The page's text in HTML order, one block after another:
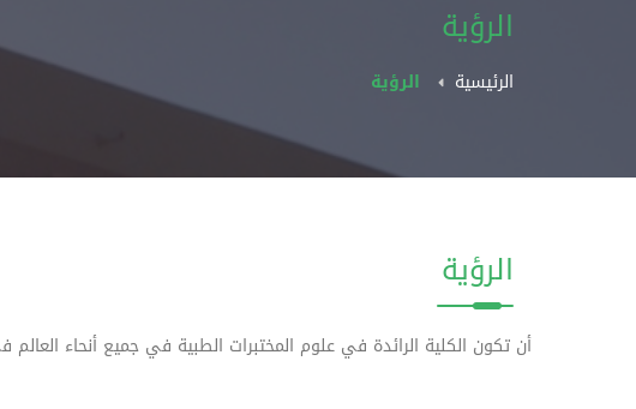
الرؤية
الرئيسية الرؤية
الرؤية
أن تكون الكلية الرائدة في علوم المختبرات الطبية في جميع أنحاء